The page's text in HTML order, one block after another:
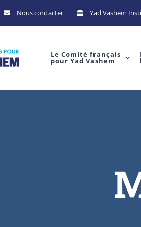
Nous contacter Yad Vashem
Le Comité français
pour Yad Vashem